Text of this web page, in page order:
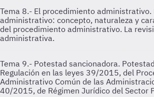
Tema 8.- El procedimiento administrativo.
administrativo: concepto, naturaleza y
del procedimiento administrativo. La
administrativa.
Tema 9.- Potestad sancionadora.
Regulación en las leyes 39/2015, del
Administrativo Común de las
40/2015, de Régimen Jurídico del Sector